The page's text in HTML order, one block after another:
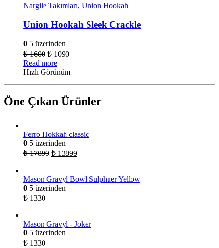
Nargile Takımları, Union Hookah
Union Hookah Sleek Crackle
0 5 üzerinden
₺1600 ₺ 1090
Read more
Hızlı Görünüm
Öne Çıkan Ürünler
Ferro Hokkah classic
0 5 üzerinden
₺17899 ₺ 13899
Mason Gravyl Bowl Sulphuer Yellow
0 5 üzerinden
₺ 1330
Mason Gravyl - Joker
0 5 üzerinden
₺ 1330